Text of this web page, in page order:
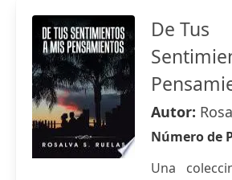
De Tus
Autor:
Número de
Una